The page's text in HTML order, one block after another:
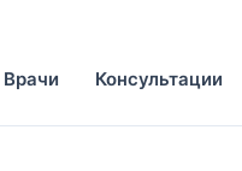
Врачи Консультации